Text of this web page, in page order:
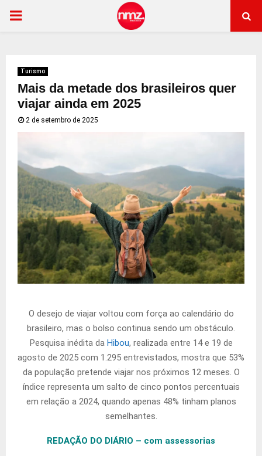
PRIMARY
Turismo
Mais da metade dos brasileiros quer
viajar ainda em 2025
2 de setembro de 2025
O desejo de viajar voltou com força ao calendário do
brasileiro, mas o bolso continua sendo um obstáculo.
Pesquisa inédita da Hibou, realizada entre 14 e 19 de
agosto de 2025 com 1.295 entrevistados, mostra que 53%
da população pretende viajar nos próximos 12 meses. O
índice representa um salto de cinco pontos percentuais
em relação a 2024, quando apenas 48% tinham planos
semelhantes.
REDAÇÃO DO DIÁRIO – com assessorias